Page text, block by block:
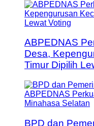
ABPEDNAS
Desa,
Timur Dipilih
BPD dan